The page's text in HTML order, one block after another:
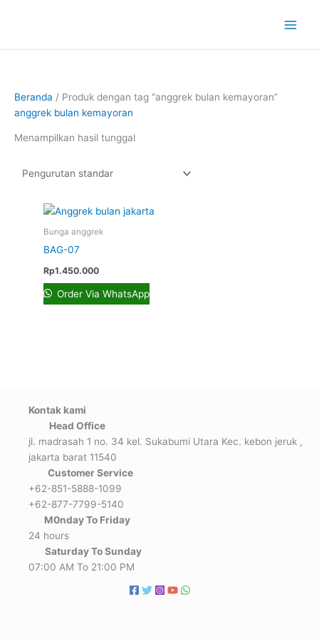
Beranda / Produk dengan tag “anggrek bulan kemayoran”
anggrek bulan kemayoran
Menampilkan hasil tunggal
Bunga anggrek
BAG-07
Rp1.450.000
Order Via WhatsApp
Kontak kami
Head Office
jl. madrasah 1 no. 34 kel. Sukabumi Utara Kec. kebon jeruk ,
jakarta barat 11540
Customer Service
+62-851-5888-1099
+62-877-7799-5140
M0nday To Friday
24 hours
Saturday To Sunday
07:00 AM To 21:00 PM